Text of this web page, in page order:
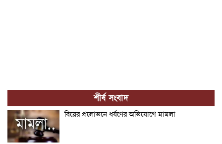
শীর্ষ সংবাদ
বিয়ের প্রলোভনে ধর্ষণের অভিযোগে মামলা